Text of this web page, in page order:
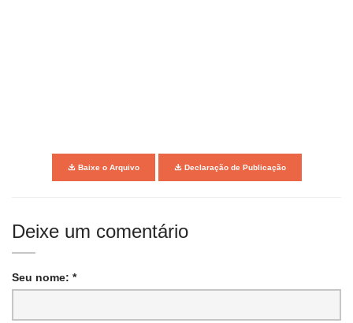
Baixe o Arquivo Declaração de Publicação
Deixe um comentário
Seu nome: *